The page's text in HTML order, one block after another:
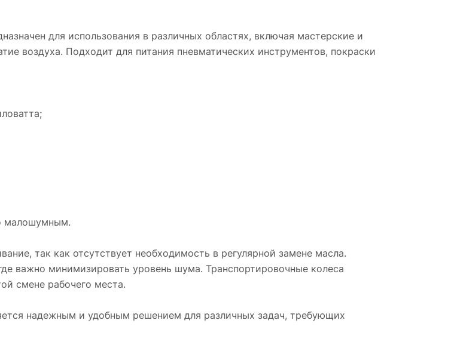
конструкция компрессора снижает
его в условиях, где важно
решением для различных задач,
для использования в различных областях, включая мастерские и
воздуха. Подходит для питания пневматических инструментов, покраски
малошумным.
так как отсутствует необходимость в регулярной замене масла.
важно минимизировать уровень шума. Транспортировочные колеса
смене рабочего места.
надежным и удобным решением для различных задач, требующих